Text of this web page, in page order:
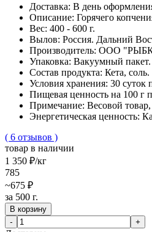
Доставка: В день
Описание: Горячего
Вес: 400 - 600 г.
Вылов: Россия. Дальний
Производитель: ООО
Упаковка: Вакуумный пакет.
Состав продукта: Кета, соль.
Условия хранения: 30 суток
Пищевая ценность на 100 г
Примечание: Весовой товар,
Энергетическая ценность:
( 6 отзывов )
товар в наличии
1 350 ₽/кг
785
~675 ₽
за 500 г.
В корзину
-
+